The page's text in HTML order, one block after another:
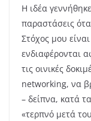
Η ιδέα
παραστάσεις
Στόχος μου
ενδιαφέρονται
τις οινικές
networking, να
– δείπνα, κατά
«τερπνό μετά